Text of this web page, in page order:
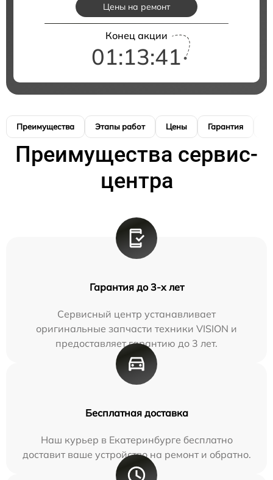
Цены на ремонт
Конец акции
01:13:40
Преимущества Этапы работ Цены Гарантия
Преимущества сервис-
центра
Гарантия до 3-х лет
Сервисный центр устанавливает
оригинальные запчасти техники VISION и
предоставляет гарантию до 3 лет.
Бесплатная доставка
Наш курьер в Екатеринбурге бесплатно
доставит ваше устройство на ремонт и обратно.